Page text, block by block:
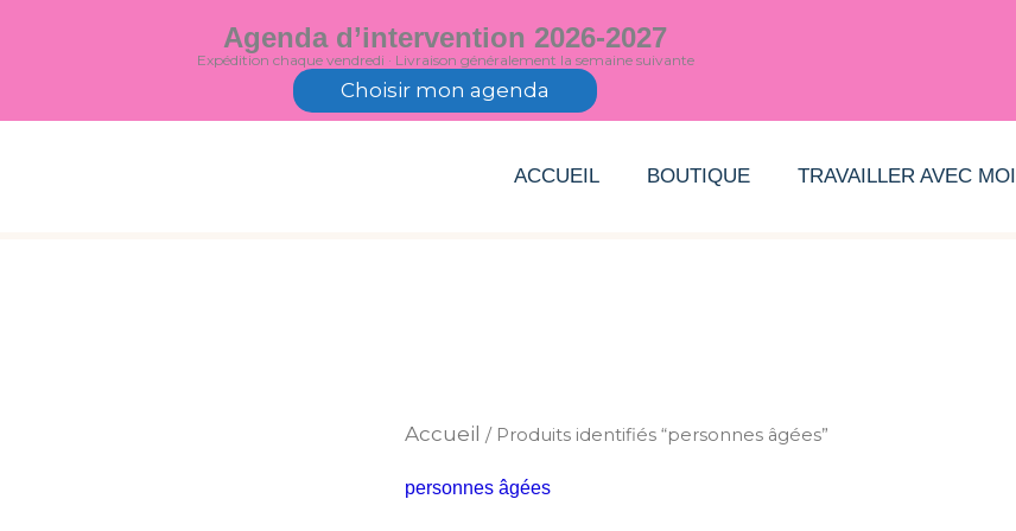
Agenda d’intervention 2026-2027
Expédition chaque vendredi · Livraison généralement la semaine suivante
Choisir mon agenda
ACCUEIL BOUTIQUE TRAVAILLER AVEC MOI
Accueil / Produits identifiés “personnes âgées”
personnes âgées